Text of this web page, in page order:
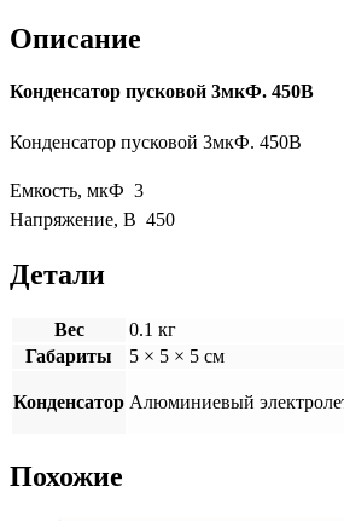
Описание
Конденсатор пусковой 3мкФ. 450В
Конденсатор пусковой 3мкФ. 450В
Емкость, мкФ 3
Напряжение, В 450
Детали
Вес
0.1 кг
Габариты
5 × 5 × 5 см
Конденсатор Алюминиевый
Похожие